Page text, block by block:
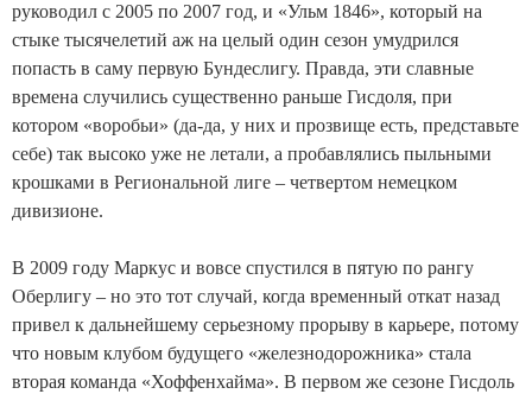
руководил с 2005 по 2007 год, и «Ульм 1846», который на
стыке тысячелетий аж на целый один сезон умудрился
попасть в саму первую Бундеслигу. Правда, эти славные
времена случились существенно раньше Гисдоля, при
котором «воробьи» (да-да, у них и прозвище есть, представьте
себе) так высоко уже не летали, а пробавлялись пыльными
крошками в Региональной лиге – четвертом немецком
дивизионе.
В 2009 году Маркус и вовсе спустился в пятую по рангу
Оберлигу – но это тот случай, когда временный откат назад
привел к дальнейшему серьезному прорыву в карьере, потому
что новым клубом будущего «железнодорожника» стала
вторая команда «Хоффенхайма». В первом же сезоне Гисдоль